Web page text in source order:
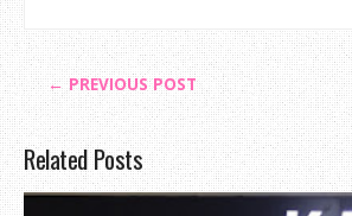
← PREVIOUS POST
Related Posts